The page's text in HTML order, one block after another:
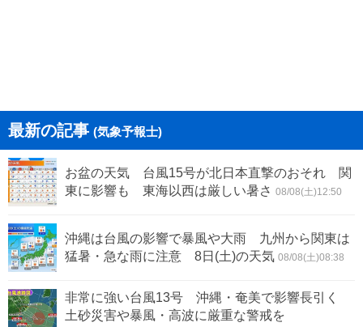
最新の記事 (気象予報士)
お盆の天気 台風15号が北日本直撃のおそれ 関
東に影響も 東海以西は厳しい暑さ 08/08(土)12:50
沖縄は台風の影響で暴風や大雨 九州から関東は
猛暑・急な雨に注意 8日(土)の天気 08/08(土)08:38
非常に強い台風13号 沖縄・奄美で影響長引く
土砂災害や暴風・高波に厳重な警戒を